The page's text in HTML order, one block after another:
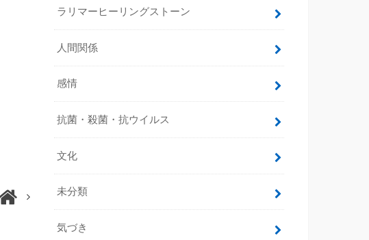
ラリマーヒーリングストーン
人間関係
感情
抗菌・殺菌・抗ウイルス
文化
未分類
気づき